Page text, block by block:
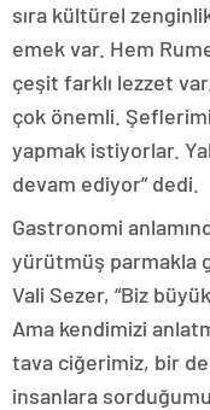
sıra kültürel
emek var. Hem
çeşit farklı lezzet
çok önemli.
yapmak istiyorlar.
devam ediyor” dedi.
Gastronomi
yürütmüş parmakla
Vali Sezer, “Biz
Ama kendimizi
tava ciğerimiz, bir de
insanlara